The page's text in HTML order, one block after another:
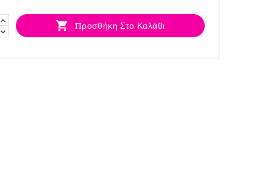
 Προσθήκη Στο Καλάθι